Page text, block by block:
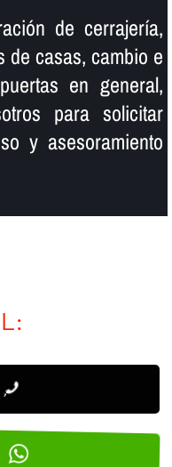
de cerrajerí­a,
de casas, cambio e
en general,
para solicitar
y asesoramiento